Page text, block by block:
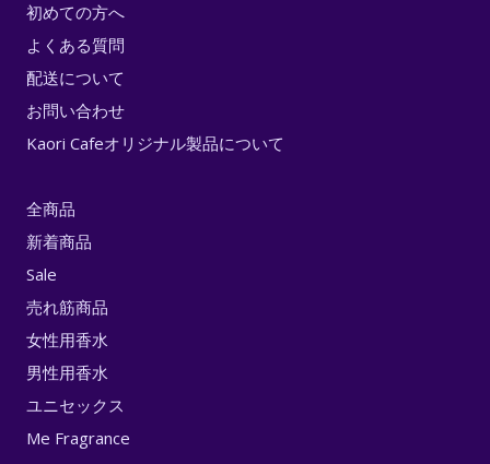
初めての方へ
よくある質問
配送について
お問い合わせ
Kaori Cafeオリジナル製品について
全商品
新着商品
Sale
売れ筋商品
女性用香水
男性用香水
ユニセックス
Me Fragrance